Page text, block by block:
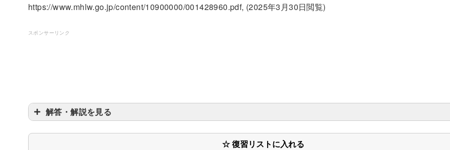
https://www.mhlw.go.jp/content/10900000/001428960.pdf, (2025年3月30日閲覧)
スポンサーリンク
解答・解説を見る
☆ 復習リストに入れる